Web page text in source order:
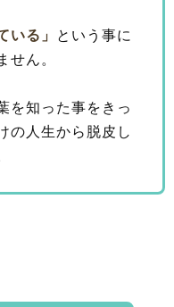
いる」
という事に
せん。
を知った事をきっ
の人生から脱皮し